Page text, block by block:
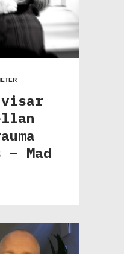
– Mad